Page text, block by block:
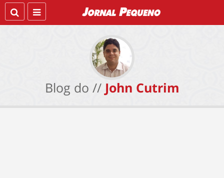
Blog do // John Cutrim